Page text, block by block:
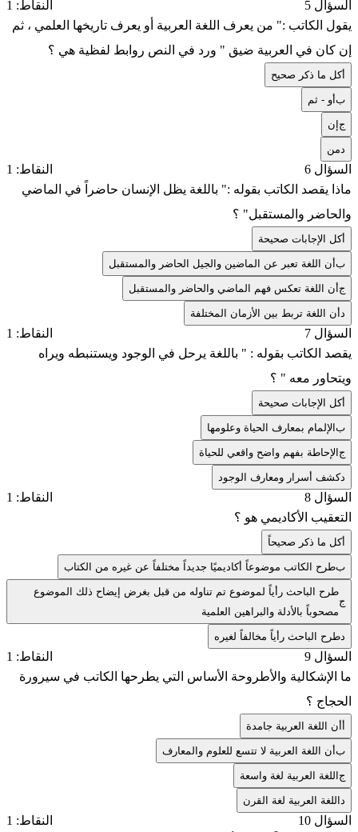
السؤال 5
النقاط: 1
يقول الكاتب :" من يعرف اللغة العربية أو يعرف تاريخها العلمي ، ثم
إن كان في العربية ضيق " ورد في النص روابط لفظية هي ؟
كل ما ذكر صحيح
بأو - ثم
جإن
من
السؤال 6
النقاط: 1
ماذا يقصد الكاتب بقوله :" باللغة يظل الإنسان حاضراً في الماضي
والحاضر والمستقبل" ؟
كل الإجابات صحيحة
بأن اللغة تعبر عن الماضين والجيل الحاضر والمستقبل
جأن اللغة تعكس فهم الماضي والحاضر والمستقبل
أن اللغة تربط بين الأزمان المختلفة
السؤال 7
النقاط: 1
يقصد الكاتب بقوله : " باللغة يرحل في الوجود ويستنبطه ويراه
ويتحاور معه " ؟
كل الإجابات صحيحة
بالإلمام بمعارف الحياة وعلومها
جالإحاطة بفهم واضح واقعي للحياة
كشف أسرار ومعارف الوجود
السؤال 8
النقاط: 1
التعقيب الأكاديمي هو ؟
كل ما ذكر صحيحاً
بطرح الكاتب موضوعاً أكاديميًا جديداً مختلفاً عن غيره من الكتاب
ج
طرح الباحث رأياً لموضوع تم تناوله من قبل بغرض إيضاح ذلك الموضوع
مصحوباً بالأدلة والبراهين العلمية
طرح الباحث رأياً مخالفاً لغيره
السؤال 9
النقاط: 1
ما الإشكالية والأطروحة الأساس التي يطرحها الكاتب في سيرورة
الحجاج ؟
أن اللغة العربية جامدة
بأن اللغة العربية لا تتسع للعلوم والمعارف
جاللغة العربية لغة واسعة
اللغة العربية لغة القرن
السؤال 10
النقاط: 1